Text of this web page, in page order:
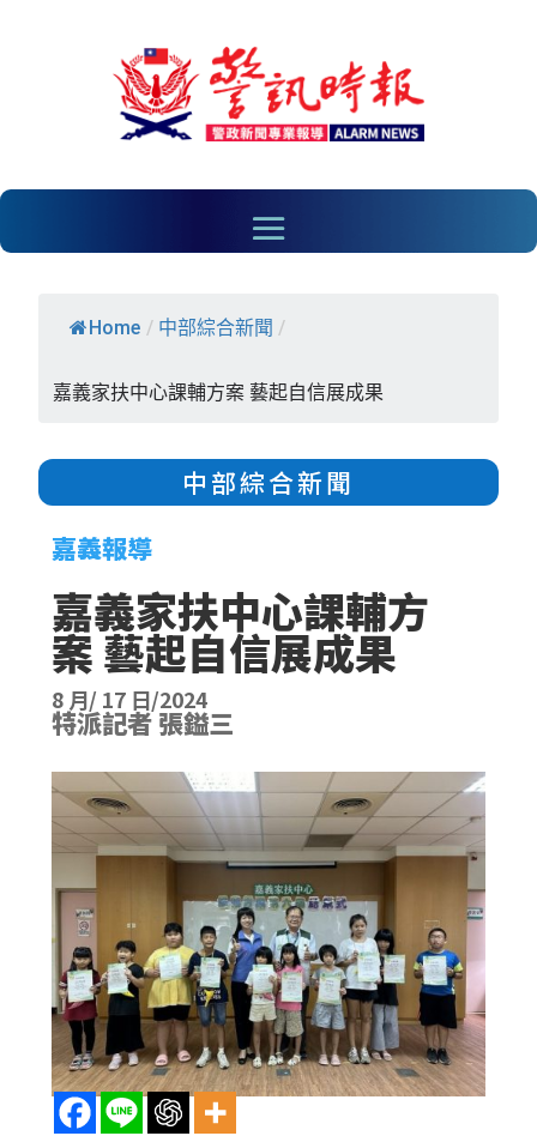
Home / 中部綜合新聞 /
嘉義家扶中心課輔方案 藝起自信展成果
中部綜合新聞
嘉義報導
嘉義家扶中心課輔方
案 藝起自信展成果
8 月/ 17 日/2024
特派記者 張鎰三